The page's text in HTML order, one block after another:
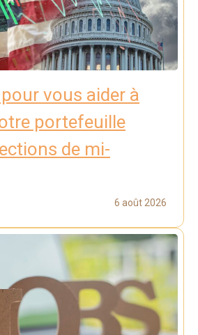
vous aider à
portefeuille
de mi-
6 août 2026